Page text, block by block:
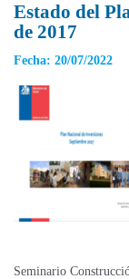
Estado del
de 2017
Fecha: 20/07/2022
Seminario